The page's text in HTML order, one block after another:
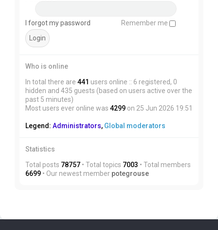
I forgot my password Remember me
Who is online
In total there are 441 users online :: 6 registered, 0
hidden and 435 guests (based on users active over the
past 5 minutes)
Most users ever online was 4299 on 25 Jun 2026 19:51
Legend: Administrators, Global moderators
Statistics
Total posts 78757 • Total topics 7003 • Total members
6699 • Our newest member potegrouse